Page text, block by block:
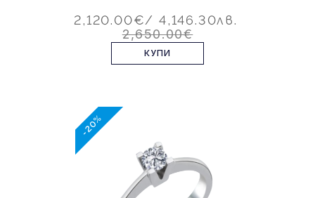
2,120.00€/ 4,146.30лв.
2,650.00€
КУПИ
-20%